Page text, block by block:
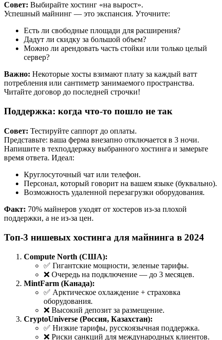
Совет: Выбирайте хостинг «на вырост».
Успешный майнинг — это экспансия. Уточните:
Есть ли свободные площади для расширения?
Дадут ли скидку за большой объем?
Можно ли арендовать часть стойки или только целый
сервер?
Важно: Некоторые хосты взимают плату за каждый ватт
потребления или сантиметр занимаемого пространства.
Читайте договор до последней строчки!
Поддержка: когда что-то пошло не так
Совет: Тестируйте саппорт до оплаты.
Представьте: ваша ферма внезапно отключается в 3 ночи.
Напишите в техподдержку выбранного хостинга и замерьте
время ответа. Идеал:
Круглосуточный чат или телефон.
Персонал, который говорит на вашем языке (буквально).
Возможность удаленной перезагрузки оборудования.
Факт: 70% майнеров уходят от хостеров из-за плохой
поддержки, а не из-за цен.
Топ-3 нишевых хостинга для майнинга в 2024
Compute North (США):
✅ Гигантские мощности, зеленые тарифы.
❌ Очередь на подключение — до 3 месяцев.
MintFarm (Канада):
✅ Арктическое охлаждение + страховка
оборудования.
❌ Высокий депозит за размещение.
CryptoUniverse (Россия, Казахстан):
✅ Низкие тарифы, русскоязычная поддержка.
❌ Риски санкций для международных клиентов.